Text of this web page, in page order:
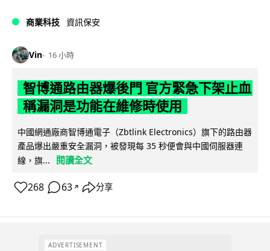
商業科技 資訊保安
Vin 16 小時
智博通路由器爆後門 官方緊急下架止血
稱漏洞是功能在維修時使用
中國網通廠商智博通電子（Zbtlink Electronics）旗下的路由器
產品爆出嚴重安全漏洞，被發現每 35 秒便會與中國伺服器連
線，旗...
閱讀全文
268 63 ↗ 分享
ADVERTISEMENT